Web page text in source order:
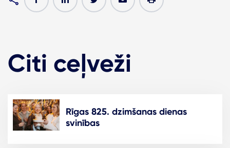
Citi ceļveži
Rīgas 825. dzimšanas dienas
svinības